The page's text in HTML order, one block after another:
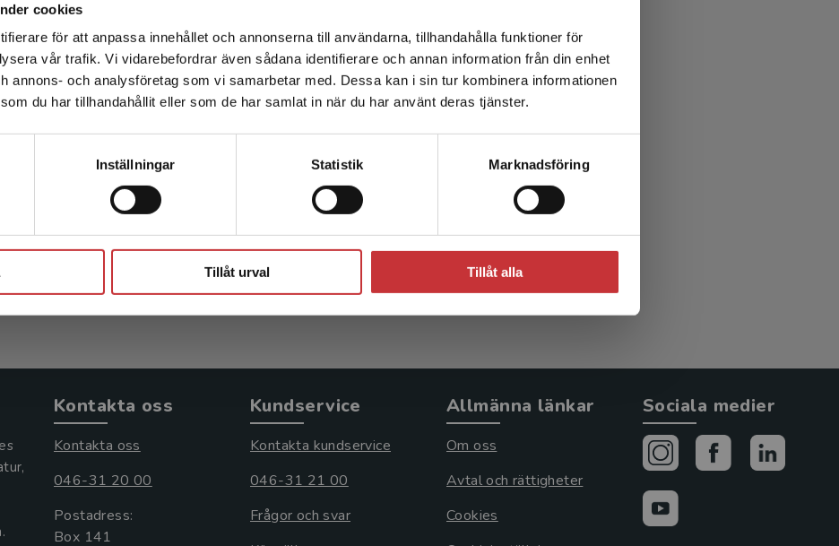
cookies
för att anpassa innehållet och annonserna till användarna, tillhandahålla funktioner för
vår trafik. Vi vidarebefordrar även sådana identifierare och annan information från din enhet
annons- och analysföretag som vi samarbetar med. Dessa kan i sin tur kombinera informationen
du har tillhandahållit eller som de har samlat in när du har använt deras tjänster.
Inställningar Statistik Marknadsföring
Tillåt urval Tillåt alla
Det verkar som att du besöker studentlitteratur.se via en
enhet utanför Sverige. Vi erbjuder inte leveranser utanför
Sverige. För att kunna slutföra ett köp måste
leveransadressen vara i Sverige.Läs mer
Geografisk
informationsbehandling
Lars (red.)
moms: 396 kr
Geografisk
informationsbehandling
Harrie, Lars (red.)
Exkl. moms: 248 kr
Kontakta oss
Kontakta oss
046-31 20 00
Postadress:
Box 141
Kundservice
Kontakta kundservice
046-31 21 00
Frågor och svar
Allmänna länkar
Om oss
Avtal och rättigheter
Cookies
Sociala medier